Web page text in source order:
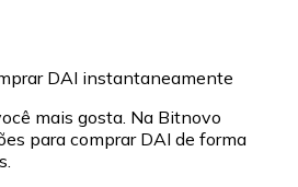
DAI instantaneamente
mais gosta. Na Bitnovo
para comprar DAI de forma